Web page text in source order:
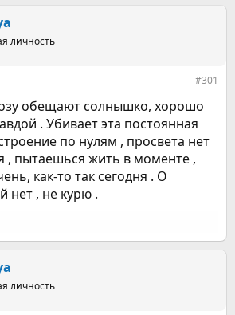
личность
#301
обещают солнышко, хорошо
. Убивает эта постоянная
по нулям , просвета нет
, пытаешься жить в моменте ,
как-то так сегодня . О
нет , не курю .
личность